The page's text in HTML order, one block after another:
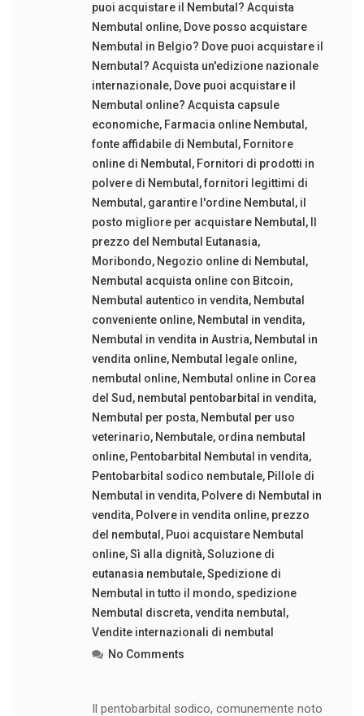
puoi acquistare il Nembutal? Acquista
Nembutal online, Dove posso acquistare
Nembutal in Belgio? Dove puoi acquistare il
Nembutal? Acquista un'edizione nazionale
internazionale, Dove puoi acquistare il
Nembutal online? Acquista capsule
economiche, Farmacia online Nembutal ,
fonte affidabile di Nembutal , Fornitore
online di Nembutal , Fornitori di prodotti in
polvere di Nembutal ,fornitori legittimi di
Nembutal , garantire l'ordine Nembutal , il
posto migliore per acquistare Nembutal ,
prezzo del Nembutal Eutanasia,
Moribondo, Negozio online di Nembutal ,
Nembutal acquista online con Bitcoin,
Nembutal autentico in vendita, Nembutal
conveniente online, Nembutal in vendita,
Nembutal in vendita in Austria, Nembutal in
vendita online, Nembutal legale online,
nembutal online, Nembutal online in Corea
del Sud , nembutal pentobarbital in vendita,
Nembutal per posta, Nembutal per uso
veterinario, Nembutale, ordina nembutal
online, Pentobarbital Nembutal in vendita,
Pentobarbital sodico nembutale, Pillole di
Nembutal in vendita, Polvere di Nembutal in
vendita, Polvere in vendita online, prezzo
del nembutal , Puoi acquistare Nembutal
online,Sì alla dignità,Soluzione di
eutanasia nembutale,Spedizione di
Nembutal in tutto il mondo, spedizione
Nembutal discreta,vendita nembutal ,
Vendite internazionali di nembutal
No Comments
Il pentobarbital sodico, comunemente noto